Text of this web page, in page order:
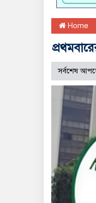
Home
সর্বশেষ